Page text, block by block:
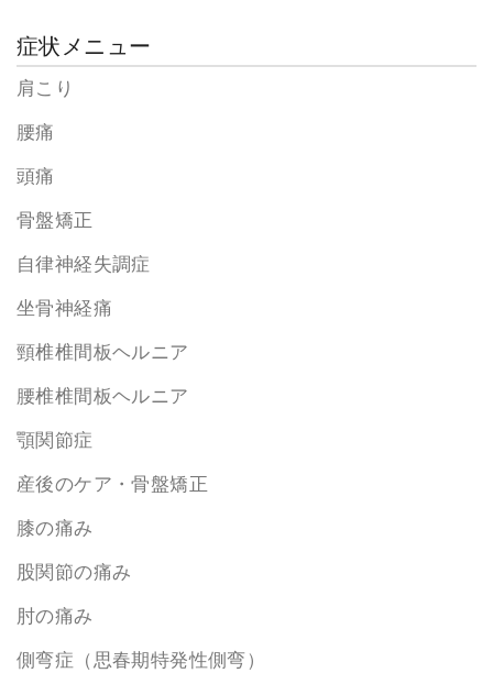
症状メニュー
肩こり
腰痛
頭痛
骨盤矯正
自律神経失調症
坐骨神経痛
頸椎椎間板ヘルニア
腰椎椎間板ヘルニア
顎関節症
産後のケア・骨盤矯正
膝の痛み
股関節の痛み
肘の痛み
側弯症（思春期特発性側弯）